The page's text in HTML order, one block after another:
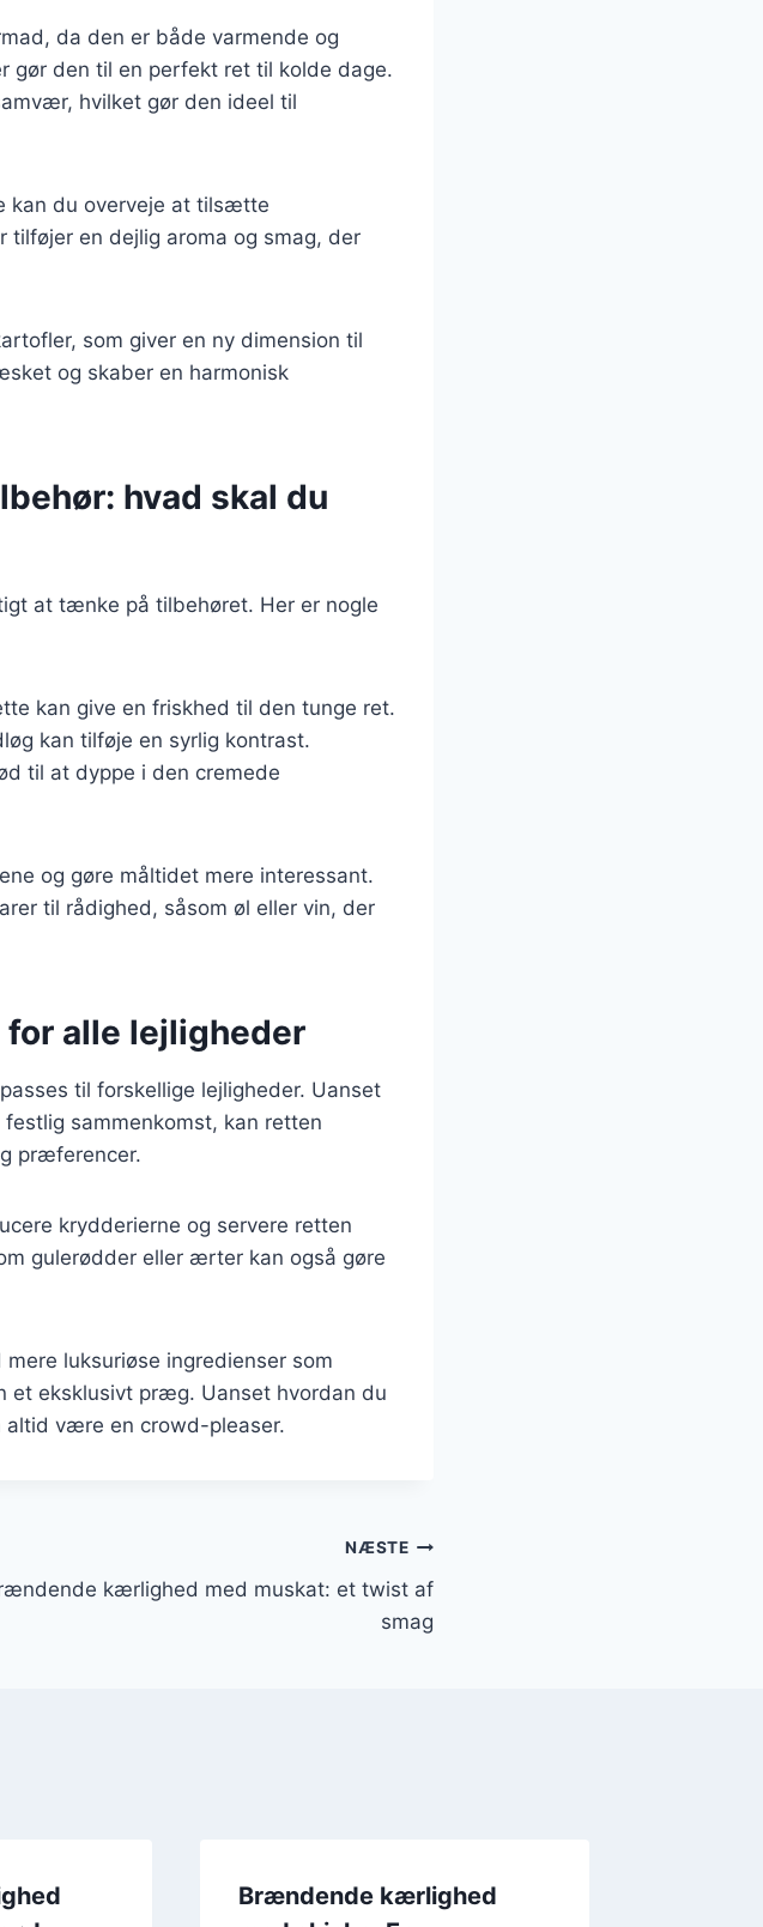
da den er både varmende og
den til en perfekt ret til kolde dage.
hvilket gør den ideel til
kan du overveje at tilsætte
tilføjer en dejlig aroma og smag, der
som giver en ny dimension til
og skaber en harmonisk
hvad skal du
at tænke på tilbehøret. Her er nogle
kan give en friskhed til den tunge ret.
kan tilføje en syrlig kontrast.
til at dyppe i den cremede
og gøre måltidet mere interessant.
til rådighed, såsom øl eller vin, der
alle lejligheder
til forskellige lejligheder. Uanset
sammenkomst, kan retten
præferencer.
krydderierne og servere retten
gulerødder eller ærter kan også gøre
luksuriøse ingredienser som
eksklusivt præg. Uanset hvordan du
være en crowd-pleaser.
NÆSTE
kærlighed med muskat: et twist af
smag
Brændende kærlighed